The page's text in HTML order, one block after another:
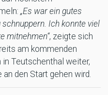
„Es war ein gutes
Ich konnte viel
mitnehmen“, zeigte sich
am kommenden
Teutschenthal weiter,
den Start gehen wird.